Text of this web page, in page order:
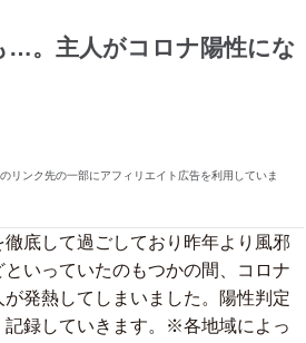
…。主人がコロナ陽性にな
リンク先の一部にアフィリエイト広告を利用していま
底して過ごしており昨年より風邪
いっていたのもつかの間、コロナ
発熱してしまいました。陽性判定
記録していきます。※各地域によっ